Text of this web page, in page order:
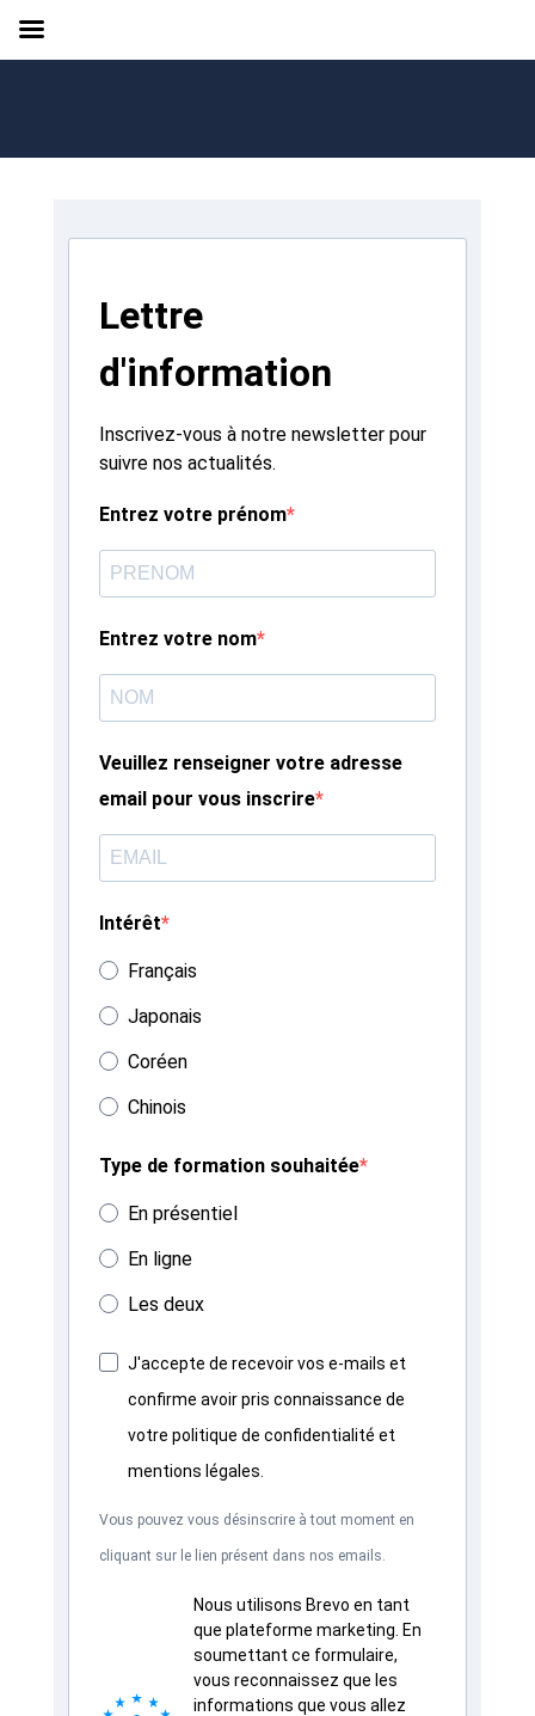
Lettre
d'information
Inscrivez-vous à notre newsletter pour
suivre nos actualités.
Entrez votre prénom
Entrez votre nom
Veuillez renseigner votre adresse
email pour vous inscrire
Intérêt
Français
Japonais
Coréen
Chinois
Type de formation souhaitée
En présentiel
En ligne
Les deux
J'accepte de recevoir vos e-mails et
confirme avoir pris connaissance de
votre politique de confidentialité et
mentions légales.
Vous pouvez vous désinscrire à tout moment en
cliquant sur le lien présent dans nos emails.
Nous utilisons Brevo en tant
que plateforme marketing. En
soumettant ce formulaire,
vous reconnaissez que les
informations que vous allez